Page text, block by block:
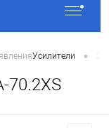
Усилители • 2
70.2XS